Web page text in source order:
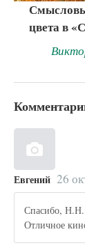
цвета в
Евгений 26
Спасибо, Н.Н.
Отличное